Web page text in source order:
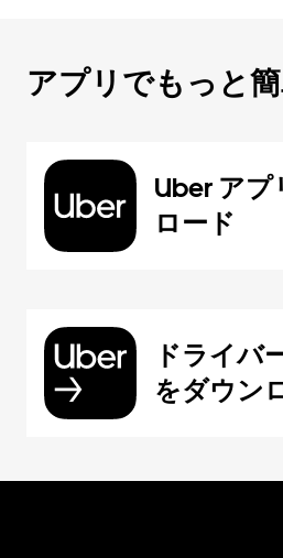
アプリでもっと
Uber アプ
ロード
ドライバ
をダウン